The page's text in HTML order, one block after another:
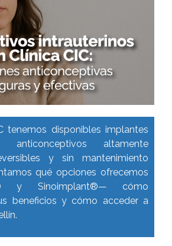
tenemos disponibles implantes
anticonceptivos altamente
y sin mantenimiento
qué opciones ofrecemos
y Sinoimplant®— cómo
beneficios y cómo acceder a